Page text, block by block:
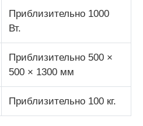
Приблизительно 1000
Вт.
Приблизительно 500 ×
500 × 1300 мм
Приблизительно 100 кг.